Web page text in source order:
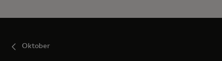
Oktober